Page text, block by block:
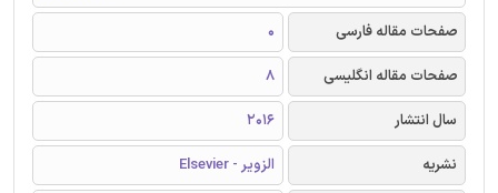
صفحات مقاله فارسی
0
صفحات مقاله انگلیسی
8
سال انتشار
2016
نشریه
الزویر - Elsevier